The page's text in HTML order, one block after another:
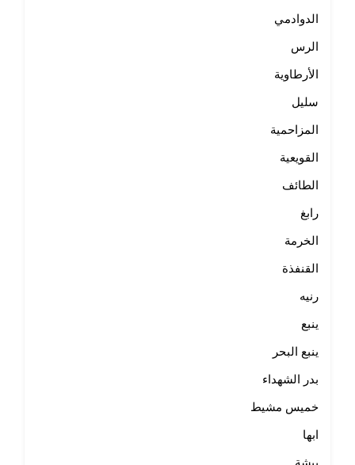
الدوادمي
الرس
الأرطاوية
سليل
المزاحمية
القويعية
الطائف
رابغ
الخرمة
القنفذة
رنيه
ينبع
ينبع البحر
بدر الشهداء
خميس مشيط
ابها